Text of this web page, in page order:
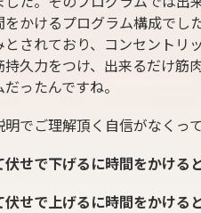
をかけるプログラム構成でし
とされており、コンセントリ
持久力をつけ、出来るだけ筋
だったんですね。
明でご理解頂く自信がなくっ
伏せで下げるに時間をかける
伏せで上げるに時間をかける